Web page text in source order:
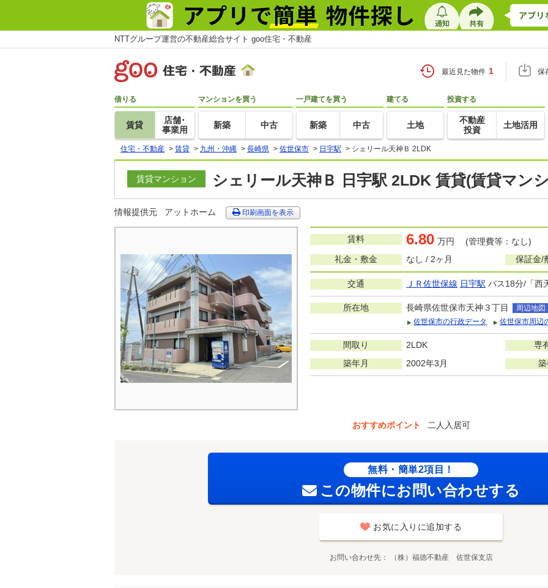
NTTグループ運営の不動産総合サイト goo住宅・不動産
最近見た物件 1 保
借りる
賃貸
店舗･
事業用
マンションを買う
新築 中古
一戸建てを買う
新築 中古
建てる
土地
投資する
不動産
投資
土地活用
住宅・不動産 > 賃貸 > 九州・沖縄 > 長崎県 > 佐世保市 > 日宇駅 > シェリール天神Ｂ 2LDK
賃貸マンション シェリール天神Ｂ 日宇駅 2LDK 賃貸(賃貸マン
情報提供元 アットホーム 印刷画面を表示
賃料 6.80 万円 (管理費等：なし)
礼金・敷金
なし / 2ヶ月 保証金/
交通 ＪＲ佐世保線 日宇駅 バス18分/「西
所在地 長崎県佐世保市天神３丁目
周辺地図
佐世保市の行政データ
佐世保市周辺
間取り 2LDK 専
築年月 2002年3月
おすすめポイント 二人入居可
無料・簡単2項目！
この物件にお問い合わせする
お気に入りに追加する
お問い合わせ先 （株）福徳不動産 佐世保支店